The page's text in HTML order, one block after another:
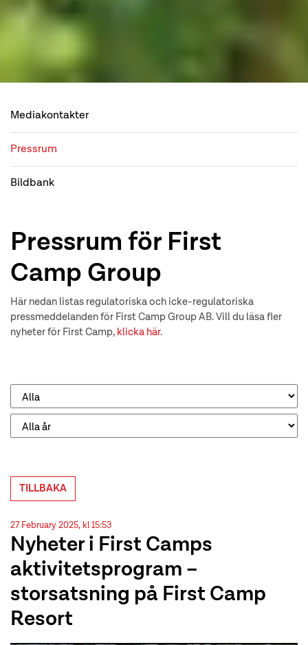
Mediakontakter
Pressrum
Bildbank
Pressrum för First
Camp Group
Här nedan listas regulatoriska och icke-regulatoriska
pressmeddelanden för First Camp Group AB. Vill du läsa fler
nyheter för First Camp, klicka här.
TILLBAKA
27 February 2025, kl 15:53
Nyheter i First Camps
aktivitetsprogram –
storsatsning på First Camp
Resort